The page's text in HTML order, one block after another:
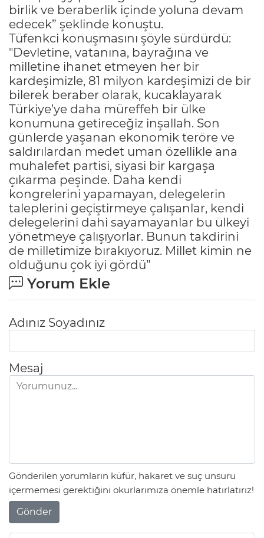
birlik ve beraberlik içinde yoluna devam
edecek” şeklinde konuştu.
Tüfenkci konuşmasını şöyle sürdürdü:
"Devletine, vatanına, bayrağına ve
milletine ihanet etmeyen her bir
kardeşimizle, 81 milyon kardeşimizi de bir
bilerek beraber olarak, kucaklayarak
Türkiye’ye daha müreffeh bir ülke
konumuna getireceğiz inşallah. Son
günlerde yaşanan ekonomik teröre ve
saldırılardan medet uman özellikle ana
muhalefet partisi, siyasi bir kargaşa
çıkarma peşinde. Daha kendi
kongrelerini yapamayan, delegelerin
taleplerini geçiştirmeye çalışanlar, kendi
delegelerini dahi sayamayanlar bu ülkeyi
yönetmeye çalışıyorlar. Bunun takdirini
de milletimize bırakıyoruz. Millet kimin ne
olduğunu çok iyi gördü”
Yorum Ekle
Adınız Soyadınız
Mesaj
Gönderilen yorumların küfür, hakaret ve suç unsuru
içermemesi gerektiğini okurlarımıza önemle hatırlatırız!
Gönder